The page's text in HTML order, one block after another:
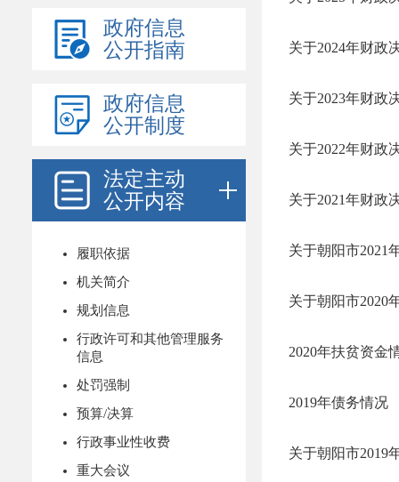
政府信息
公开指南
政府信息
公开制度
法定主动
公开内容
履职依据
机关简介
规划信息
行政许可和其他管理服务
信息
处罚强制
预算/决算
行政事业性收费
重大会议
关于2024年财政
关于2023年财政
关于2022年财政
关于2021年财政
关于朝阳市2021
关于朝阳市2020
2020年扶贫资金
2019年债务情况
关于朝阳市2019